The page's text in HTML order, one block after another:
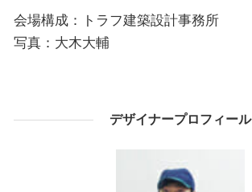
会場構成：トラフ建築設計事務所
写真：大木大輔
デザイナープロフィール